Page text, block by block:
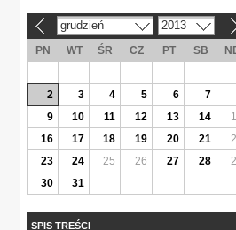
grudzień 2013
PN WT ŚR CZ PT SB
2
3 4 5 6 7
9
10 11 12 13 14
16
17 18 19 20 21
23
24 25 26 27 28
30
31
SPIS TREŚCI